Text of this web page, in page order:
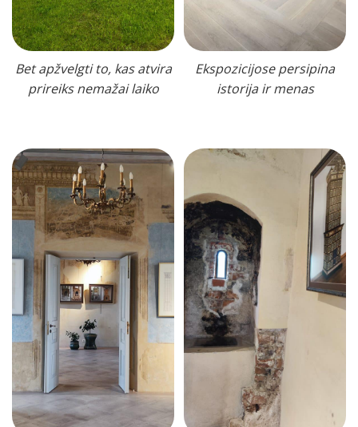
Bet apžvelgti to, kas atvira
prireiks nemažai laiko
Ekspozicijose persipina
istorija ir menas